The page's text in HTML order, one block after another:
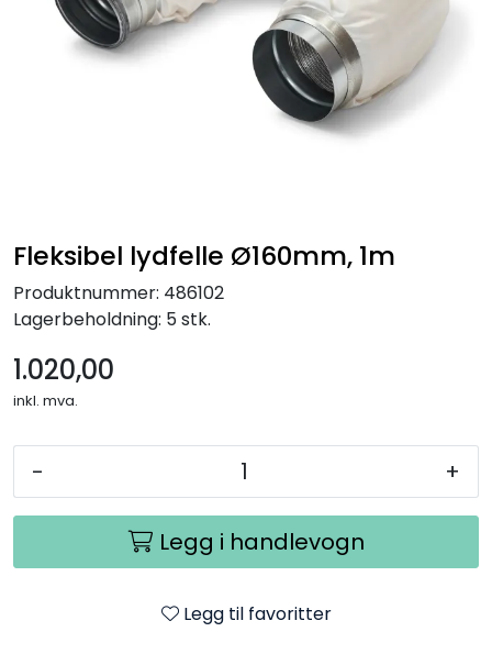
Fleksibel lydfelle Ø160mm, 1m
Produktnummer: 486102
Lagerbeholdning: 5 stk.
1.020,00
inkl. mva.
- +
Legg i handlevogn
Legg til favoritter